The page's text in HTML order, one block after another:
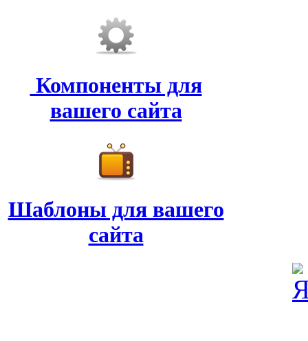
Компоненты для
вашего сайта
Шаблоны для вашего
сайта